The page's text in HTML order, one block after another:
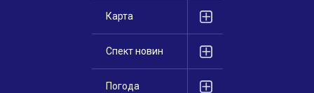
Карта
Спект новин
Погода